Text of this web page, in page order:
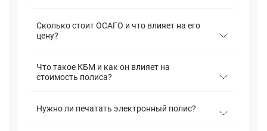
Сколько стоит ОСАГО и что влияет на его
цену?
Что такое КБМ и как он влияет на
стоимость полиса?
Нужно ли печатать электронный полис?